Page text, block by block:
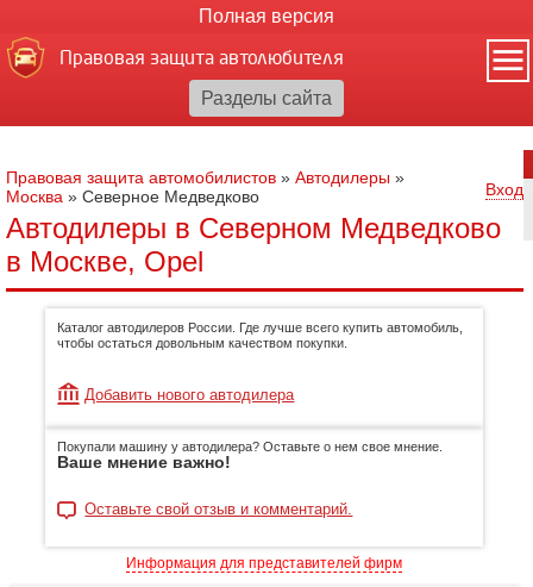
Полная версия
Правовая защита автолюбителя
Правовая защита автомобилистов » Автодилеры »
Москва » Северное Медведково Вход
Автодилеры в Северном Медведково
в Москве, Opel
Каталог автодилеров России. Где лучше всего купить автомобиль,
чтобы остаться довольным качеством покупки.
Добавить нового автодилера
Покупали машину у автодилера? Оставьте о нем свое мнение.
Ваше мнение важно!
Оставьте свой отзыв и комментарий.
Информация для представителей фирм